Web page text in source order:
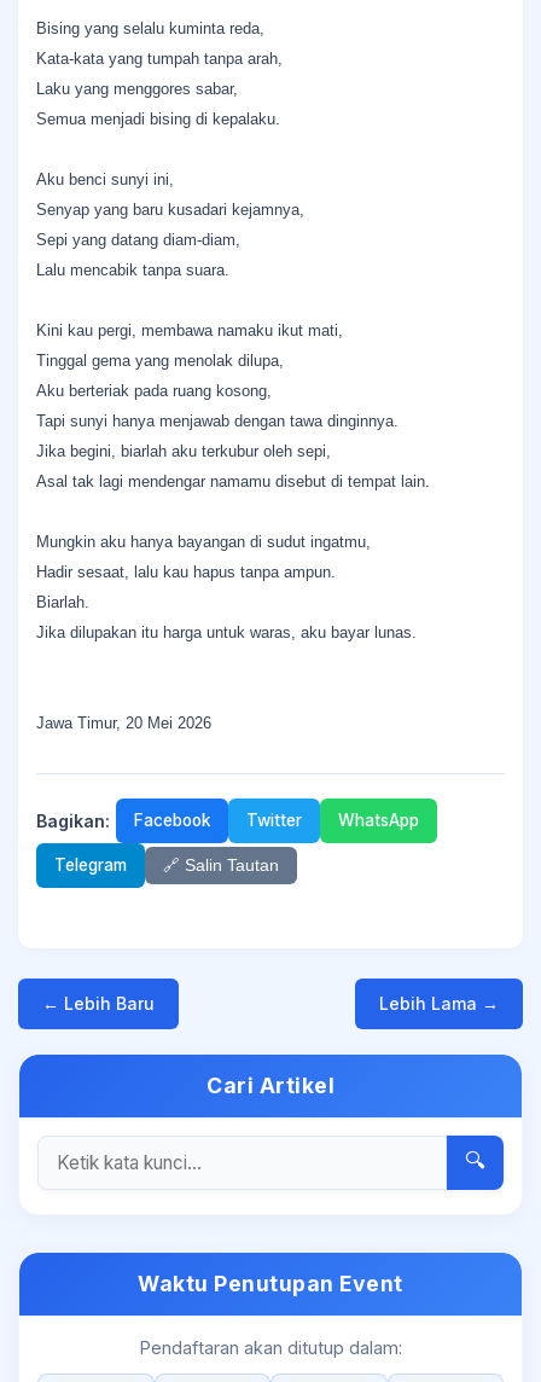
Bising yang selalu kuminta reda,
Kata-kata yang tumpah tanpa arah,
Laku yang menggores sabar,
Semua menjadi bising di kepalaku.
Aku benci sunyi ini,
Senyap yang baru kusadari kejamnya,
Sepi yang datang diam-diam,
Lalu mencabik tanpa suara.
Kini kau pergi, membawa namaku ikut mati,
Tinggal gema yang menolak dilupa,
Aku berteriak pada ruang kosong,
Tapi sunyi hanya menjawab dengan tawa dinginnya.
Jika begini, biarlah aku terkubur oleh sepi,
Asal tak lagi mendengar namamu disebut di tempat lain.
Mungkin aku hanya bayangan di sudut ingatmu,
Hadir sesaat, lalu kau hapus tanpa ampun.
Biarlah.
Jika dilupakan itu harga untuk waras, aku bayar lunas.
Jawa Timur, 20 Mei 2026
Bagikan: Facebook Twitter WhatsApp
Telegram 🔗 Salin Tautan
← Lebih Baru Lebih Lama →
Cari Artikel
🔍
Waktu Penutupan Event
Pendaftaran akan ditutup dalam: